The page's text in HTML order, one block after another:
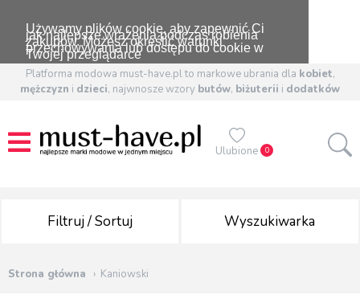
Używamy plików cookie, aby zapewnić Ci
jak najlepsze wrażenia podczas robienia
zakupów. Możesz określić warunki
przechowywania lub dostępu do cookie w
Twojej przeglądarce
Platforma modowa must-have.pl to markowe ubrania dla kobiet,
mężczyzn i dzieci, najwnosze wzory butów, biżuterii i dodatków
Ulubione 0
Filtruj / Sortuj Wyszukiwarka
Strona główna Kaniowski